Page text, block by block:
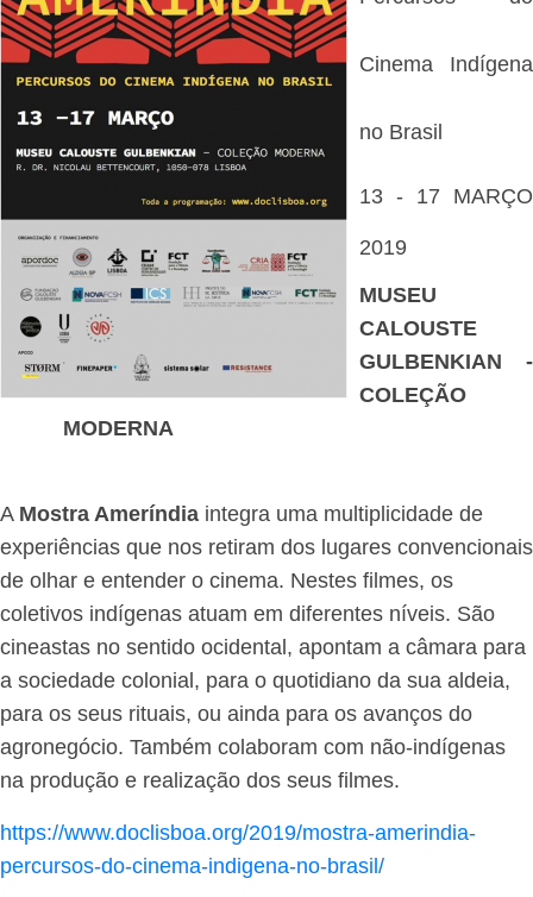
Cinema Indígena
no Brasil
13 - 17 MARÇO
2019
MUSEU
CALOUSTE
GULBENKIAN -
COLEÇÃO
MODERNA
A Mostra Ameríndia integra uma multiplicidade de
experiências que nos retiram dos lugares convencionais
de olhar e entender o cinema. Nestes filmes, os
coletivos indígenas atuam em diferentes níveis. São
cineastas no sentido ocidental, apontam a câmara para
a sociedade colonial, para o quotidiano da sua aldeia,
para os seus rituais, ou ainda para os avanços do
agronegócio. Também colaboram com não-indígenas
na produção e realização dos seus filmes.
https://www.doclisboa.org/2019/mostra-amerindia-
percursos-do-cinema-indigena-no-brasil/